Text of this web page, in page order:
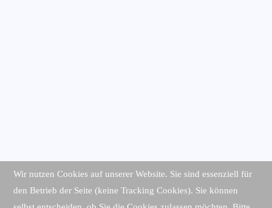
Wir nutzen Cookies auf unserer Website. Sie sind essenziell für
den Betrieb der Seite (keine Tracking Cookies). Sie können